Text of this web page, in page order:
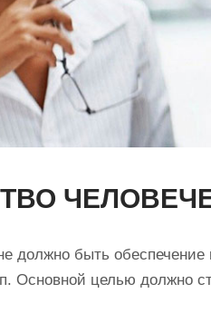
должно быть обеспечение
Основной целью должно